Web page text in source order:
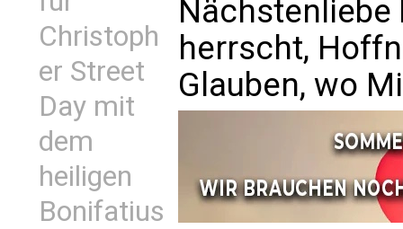
Christoph
er Street
Day mit
dem
heiligen
Bonifatius
Nächstenliebe
herrscht,
Glauben, wo